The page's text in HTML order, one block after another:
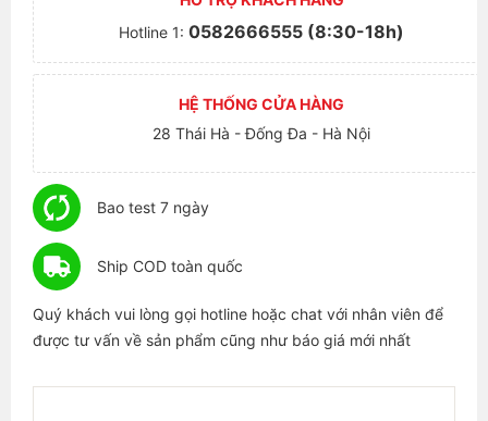
Hotline 1: 0582666555 (8:30-18h)
HỆ THỐNG CỬA HÀNG
28 Thái Hà - Đống Đa - Hà Nội
Bao test 7 ngày
Ship COD toàn quốc
Quý khách vui lòng gọi hotline hoặc chat với nhân viên để
được tư vấn về sản phẩm cũng như báo giá mới nhất